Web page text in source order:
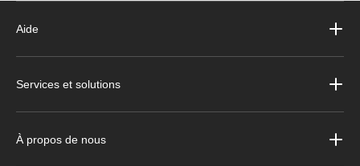
Aide
Services et solutions
À propos de nous